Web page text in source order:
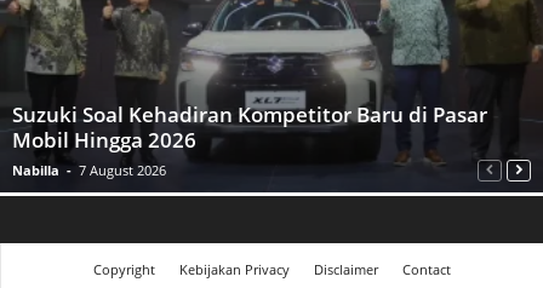
Suzuki Soal Kehadiran Kompetitor Baru di Pasar
Mobil Hingga 2026
Nabilla - 7 August 2026
Copyright Kebijakan Privacy Disclaimer Contact